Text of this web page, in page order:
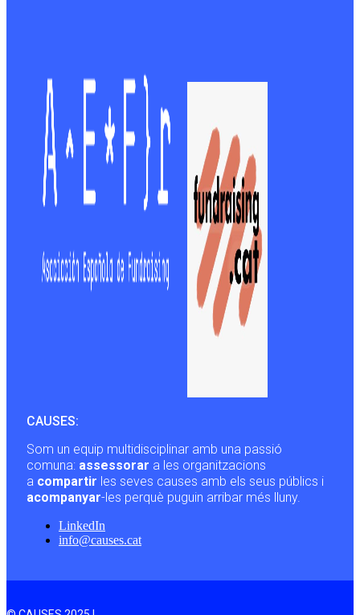
CAUSES:
Som un equip multidisciplinar amb una passió
comuna: assessorar a les organitzacions
a compartir les seves causes amb els seus públics i
acompanyar-les perquè puguin arribar més lluny.
LinkedIn
info@causes.cat